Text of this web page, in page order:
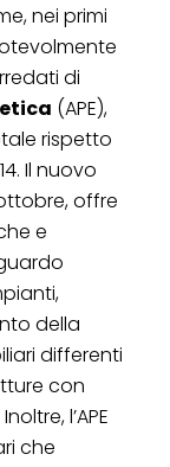
nei primi
di
(APE),
rispetto
Il nuovo
offre
e
della
differenti
con
l’APE
che